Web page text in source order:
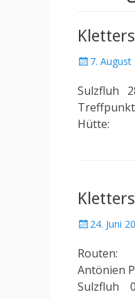
Posted
7. August
Sulzfluh
Hütte:
Posted
24. Juni
Routen:
Antönien
Sulzfluh